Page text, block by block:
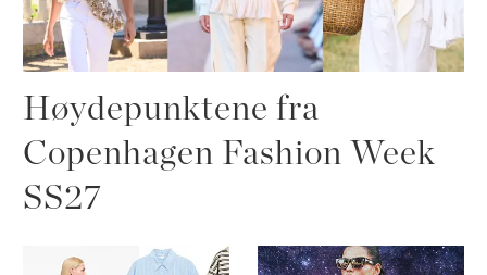
Høydepunktene fra
Copenhagen Fashion Week
SS27